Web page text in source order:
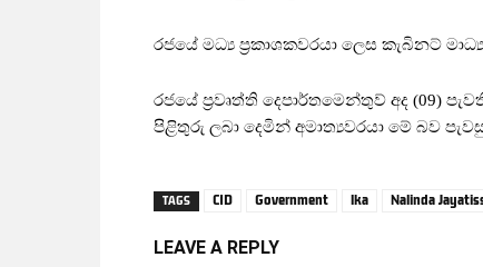
රජයේ මධ්‍ය ප්‍රකාශකවරයා ලෙස කැබිනට්
රජයේ ප්‍රවෘත්ති දෙපාර්තමෙන්තුව් අද (09)
පිළිතුරු ලබා දෙමින් අමාත්‍යවරයා මේ බව
TAGS CID Government lka Nalinda
LEAVE A REPLY